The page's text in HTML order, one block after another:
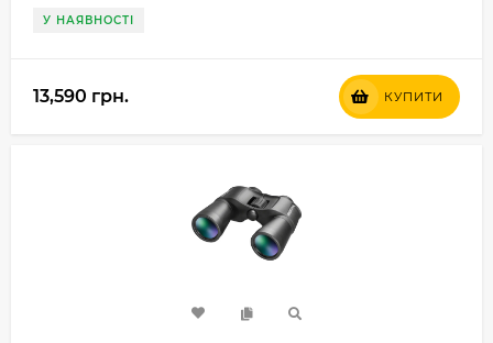
У НАЯВНОСТІ
13,590 грн. КУПИТИ